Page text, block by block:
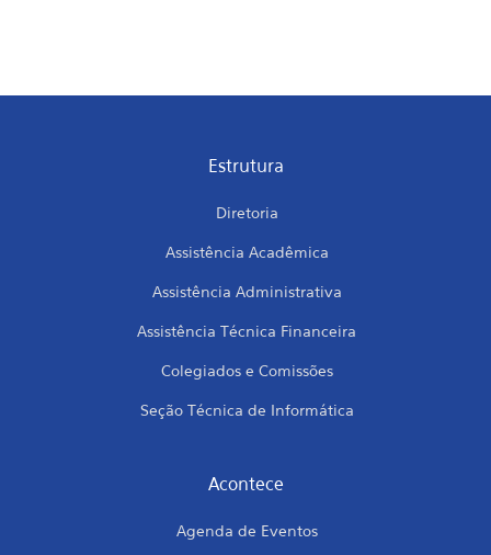
Estrutura
Diretoria
Assistência Acadêmica
Assistência Administrativa
Assistência Técnica Financeira
Colegiados e Comissões
Seção Técnica de Informática
Acontece
Agenda de Eventos